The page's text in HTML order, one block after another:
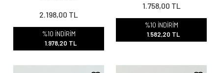
2.198,00 TL
%10 İNDİRİM
1.978,20 TL
1.758,00 TL
%10 İNDİRİM
1.582,20 TL